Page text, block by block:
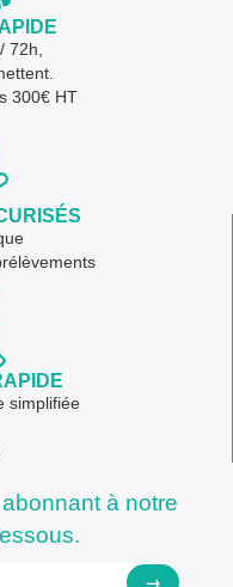
72h,
300€ HT
simplifiée
à notre
→